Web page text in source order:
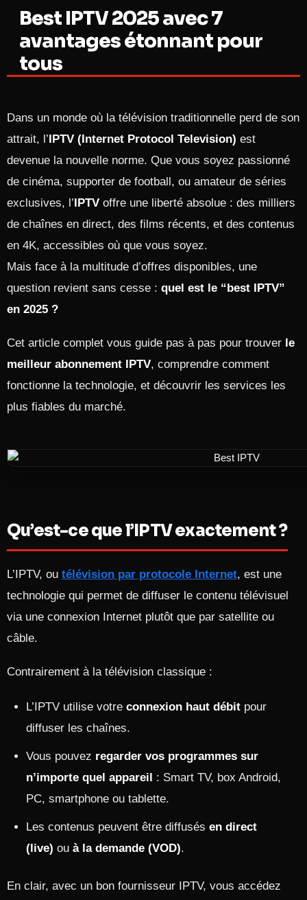
Best IPTV 2025 avec 7
avantages étonnant pour
tous
Dans un monde où la télévision traditionnelle perd de son
attrait, l’IPTV (Internet Protocol Television) est
devenue la nouvelle norme. Que vous soyez passionné
de cinéma, supporter de football, ou amateur de séries
exclusives, l’IPTV offre une liberté absolue : des milliers
de chaînes en direct, des films récents, et des contenus
en 4K, accessibles où que vous soyez.
Mais face à la multitude d’offres disponibles, une
question revient sans cesse : quel est le “best IPTV”
en 2025 ?
Cet article complet vous guide pas à pas pour trouver le
meilleur abonnement IPTV, comprendre comment
fonctionne la technologie, et découvrir les services les
plus fiables du marché.
Qu’est-ce que l’IPTV exactement ?
L’IPTV, ou télévision par protocole Internet, est une
technologie qui permet de diffuser le contenu télévisuel
via une connexion Internet plutôt que par satellite ou
câble.
Contrairement à la télévision classique :
L’IPTV utilise votre connexion haut débit pour
diffuser les chaînes.
Vous pouvez regarder vos programmes sur
n’importe quel appareil : Smart TV, box Android,
PC, smartphone ou tablette.
Les contenus peuvent être diffusés en direct
(live) ou à la demande (VOD).
En clair, avec un bon fournisseur IPTV, vous accédez